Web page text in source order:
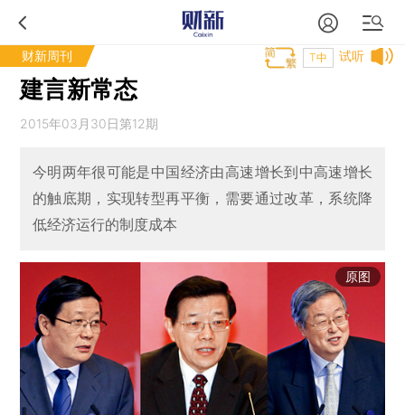
财新周刊 试听
T中
建言新常态
2015年03月30日第12期
今明两年很可能是中国经济由高速增长到中高速增长
的触底期，实现转型再平衡，需要通过改革，系统降
低经济运行的制度成本
原图